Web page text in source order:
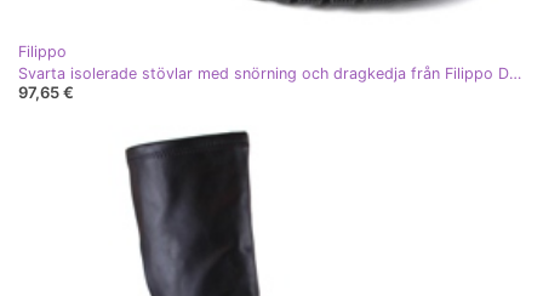
Filippo
Svarta isolerade stövlar med snörning och dragkedja från Filippo DBT4858
97,65 €